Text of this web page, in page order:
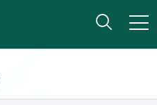
打開
小版